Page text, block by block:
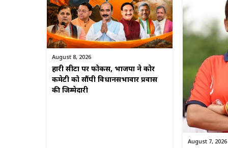
August 8, 2026
हारी सीटों पर फोकस, भाजपा ने कोर
कमेटी को सौंपी विधानसभावार प्रवास
की जिम्मेदारी
August 7, 2026